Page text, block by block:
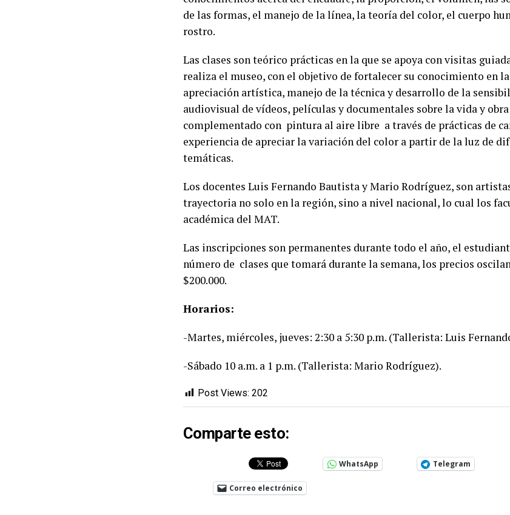
de las formas, el manejo de la línea, la teoría del color, el cuerpo
rostro.
Las clases son teórico prácticas en la que se apoya con visitas
realiza el museo, con el objetivo de fortalecer su conocimiento en
apreciación artística, manejo de la técnica y desarrollo de la
audiovisual de vídeos, películas y documentales sobre la vida y
complementado con pintura al aire libre a través de prácticas de
experiencia de apreciar la variación del color a partir de la luz de
temáticas.
Los docentes Luis Fernando Bautista y Mario Rodríguez, son
trayectoria no solo en la región, sino a nivel nacional, lo cual los
académica del MAT.
Las inscripciones son permanentes durante todo el año, el
número de clases que tomará durante la semana, los precios
$200.000.
Horarios:
-Martes, miércoles, jueves: 2:30 a 5:30 p.m. (Tallerista: Luis
-Sábado 10 a.m. a 1 p.m. (Tallerista: Mario Rodríguez).
Post Views: 202
Comparte esto:
WhatsApp Telegram
Correo electrónico